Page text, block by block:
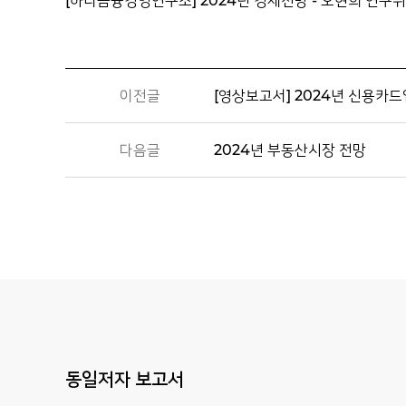
이전글 [영상보고서] 2024년 신용카드
다음글 2024년 부동산시장 전망
동일저자 보고서